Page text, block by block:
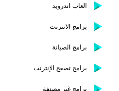
العاب اندرويد
برامج الانترنت
برامج الصيانة
برامج تصفح الإنترنت
برامج غير مصنفة